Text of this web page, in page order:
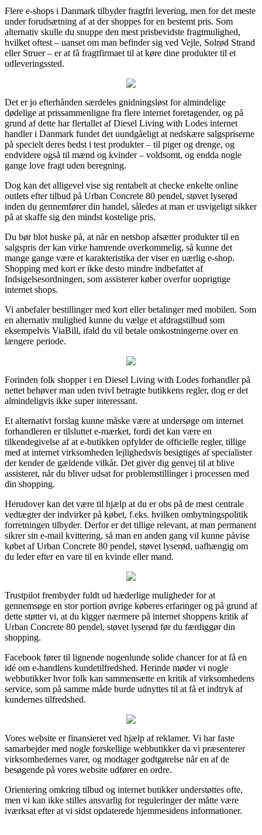
Flere e-shops i Danmark tilbyder fragtfri levering, men for det meste
under forudsætning af at der shoppes for en bestemt pris. Som
alternativ skulle du snuppe den mest prisbevidste fragtmulighed,
hvilket oftest – uanset om man befinder sig ved Vejle, Solrød Strand
eller Struer – er at få fragtfirmaet til at køre dine produkter til et
udleveringssted.
Det er jo efterhånden særdeles gnidningsløst for almindelige
dødelige at prissammenligne fra flere internet foretagender, og på
grund af dette har flertallet af Diesel Living with Lodes internet
handler i Danmark fundet det uundgåeligt at nedskære salgspriserne
på specielt deres bedst i test produkter – til piger og drenge, og
endvidere også til mænd og kvinder – voldsomt, og endda nogle
gange love fragt uden beregning.
Dog kan det alligevel vise sig rentabelt at checke enkelte online
outlets efter tilbud på Urban Concrete 80 pendel, støvet lyserød
inden du gennemfører din handel, således at man er usvigeligt sikker
på at skaffe sig den mindst kostelige pris.
Du bør blot huske på, at når en netshop afsætter produkter til en
salgspris der kan virke hamrende overkommelig, så kunne det
mange gange være et karakteristika der viser en uærlig e-shop.
Shopping med kort er ikke desto mindre indbefattet af
Indsigelsesordningen, som assisterer køber overfor uoprigtige
internet shops.
Vi anbefaler bestillinger med kort eller betalinger med mobilen. Som
en alternativ mulighed kunne du vælge et afdragstilbud som
eksempelvis ViaBill, ifald du vil betale omkostningerne over en
længere periode.
Forinden folk shopper i en Diesel Living with Lodes forhandler på
nettet behøver man uden tvivl betragte butikkens regler, dog er det
almindeligvis ikke super interessant.
Et alternativt forslag kunne måske være at undersøge om internet
forhandleren er tilsluttet e-mærket, fordi det kan være en
tilkendegivelse af at e-butikken opfylder de officielle regler, tillige
med at internet virksomheden lejlighedsvis besigtiges af specialister
der kender de gældende vilkår. Det giver dig genvej til at blive
assisteret, når du bliver udsat for problemstillinger i processen med
din shopping.
Herudover kan det være til hjælp at du er obs på de mest centrale
vedtægter der indvirker på købet, f.eks. hvilken ombytningspolitik
forretningen tilbyder. Derfor er det tillige relevant, at man permanent
sikrer sin e-mail kvittering, så man en anden gang vil kunne påvise
købet af Urban Concrete 80 pendel, støvet lyserød, uafhængig om
du leder efter en vare til en kvinde eller mand.
Trustpilot frembyder fuldt ud hæderlige muligheder for at
gennemsøge en stor portion øvrige køberes erfaringer og på grund af
dette støtter vi, at du kigger nærmere på internet shoppens kritik af
Urban Concrete 80 pendel, støvet lyserød før du færdiggør din
shopping.
Facebook fører til lignende nogenlunde solide chancer for at få en
idé om e-handlens kundetilfredshed. Herinde møder vi nogle
webbutikker hvor folk kan sammensætte en kritik af virksomhedens
service, som på samme måde burde udnyttes til at få et indtryk af
kundernes tilfredshed.
Vores website er finansieret ved hjælp af reklamer. Vi har faste
samarbejder med nogle forskellige webbutikker da vi præsenterer
virksomhedernes varer, og modtager godtgørelse når en af de
besøgende på vores website udfører en ordre.
Orientering omkring tilbud og internet butikker understøttes ofte,
men vi kan ikke stilles ansvarlig for reguleringer der måtte være
iværksat efter at vi sidst opdaterede hjemmesidens informationer.